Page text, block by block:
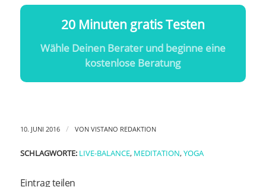
20 Minuten gratis Testen
Wähle Deinen Berater und beginne eine
kostenlose Beratung
10. JUNI 2016 / VON VISTANO REDAKTION
SCHLAGWORTE: LIVE-BALANCE, MEDITATION,YOGA
Eintrag teilen